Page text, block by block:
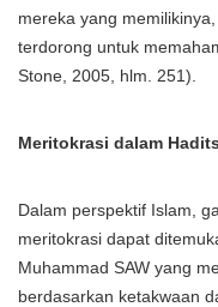
mereka yang
terdorong untuk
Stone, 2005, hlm. 251).
Meritokrasi dalam
Dalam perspektif Islam,
meritokrasi dapat
Muhammad SAW yang
berdasarkan ketakwaan